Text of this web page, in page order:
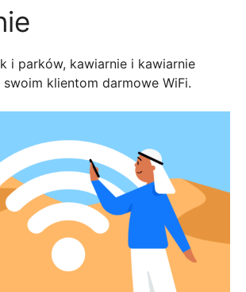
i parków, kawiarnie i kawiarnie
klientom darmowe WiFi.